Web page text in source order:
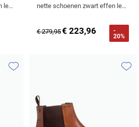
nette schoenen zwart effen leer gesp nette schoenen zwart effen leer laag model met gesp
€ 279,95€ 223,96
-
20%